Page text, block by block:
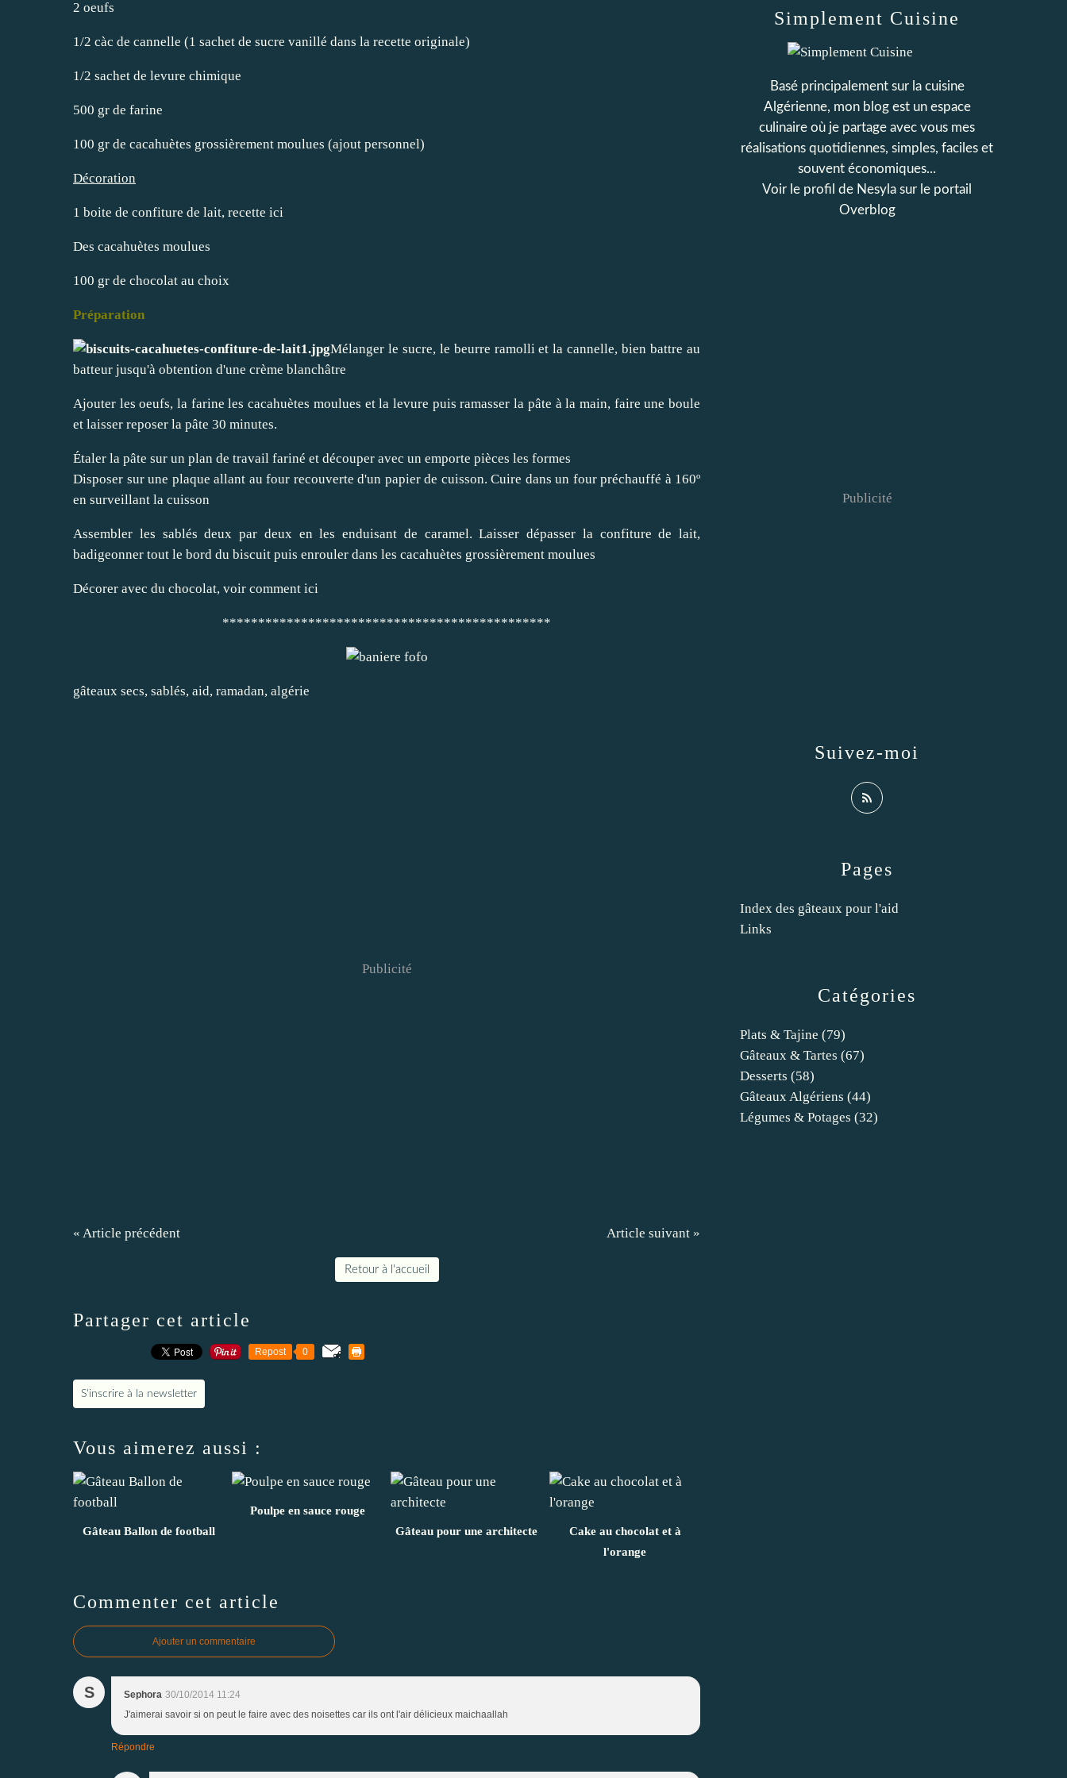
2 oeufs
1/2 càc de cannelle (1 sachet de sucre vanillé dans la recette originale)
1/2 sachet de levure chimique
500 gr de farine
100 gr de cacahuètes grossièrement moulues (ajout personnel)
Décoration
1 boite de confiture de lait, recette ici
Des cacahuètes moulues
100 gr de chocolat au choix
Préparation
Mélanger le sucre, le beurre ramolli et la cannelle, bien battre au
batteur jusqu'à obtention d'une crème blanchâtre
Ajouter les oeufs, la farine les cacahuètes moulues et la levure puis ramasser la pâte à la main, faire une boule
et laisser reposer la pâte 30 minutes.
Étaler la pâte sur un plan de travail fariné et découper avec un emporte pièces les formes
Disposer sur une plaque allant au four recouverte d'un papier de cuisson. Cuire dans un four préchauffé à 160º
en surveillant la cuisson
Assembler les sablés deux par deux en les enduisant de caramel. Laisser dépasser la confiture de lait,
badigeonner tout le bord du biscuit puis enrouler dans les cacahuètes grossièrement moulues
Décorer avec du chocolat, voir comment ici
**********************************************
gâteaux secs, sablés, aid, ramadan, algérie
Publicité
« Article précédent Article suivant »
Retour à l'accueil
Partager cet article
Repost 0
S'inscrire à la newsletter
Vous aimerez aussi :
Gâteau Ballon de football
Poulpe en sauce rouge
Gâteau pour une architecte
Cake au chocolat et à
l'orange
Commenter cet article
Ajouter un commentaire
S Sephora 30/10/2014 11:24
J'aimerai savoir si on peut le faire avec des noisettes car ils ont l'air délicieux maichaallah
Répondre
Catégories
Plats & Tajine (79)
Gâteaux & Tartes (67)
Desserts (58)
Gâteaux Algériens (44)
Légumes & Potages (32)
Pages
Index des gâteaux pour l'aid
Links
Simplement Cuisine
Basé principalement sur la cuisine
Algérienne, mon blog est un espace
culinaire où je partage avec vous mes
réalisations quotidiennes, simples, faciles et
souvent économiques...
Voir le profil de Nesyla sur le portail
Overblog
Suivez-moi
Publicité